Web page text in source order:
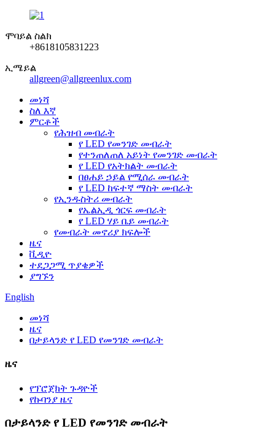
ሞባይል ስልክ
+8618105831223
ኢሜይል
allgreen@allgreenlux.com
መነሻ
ስለ እኛ
ምርቶች
የሕዝብ መብራት
የ LED የመንገድ መብራት
የተንጠለጠለ አይነት የመንገድ መብራት
የ LED የአትክልት መብራት
በፀሐይ ኃይል የሚሰራ መብራት
የ LED ከፍተኛ ማስት መብራት
የኢንዱስትሪ መብራት
የኤልኢዲ ጎርፍ መብራት
የ LED ሃይ ቤይ መብራት
የመብራት መኖሪያ ክፍሎች
ዜና
ቪዲዮ
ተደጋጋሚ ጥያቄዎች
ያግኙን
English
መነሻ
ዜና
በታይላንድ የ LED የመንገድ መብራት
ዜና
የፕሮጀክት ጉዳዮች
የኩባንያ ዜና
በታይላንድ የ LED የመንገድ መብራት